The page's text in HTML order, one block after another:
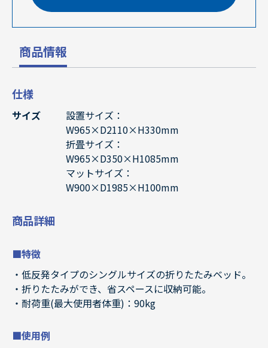
商品情報
仕様
サイズ
設置サイズ：
W965×D2110×H330mm
折畳サイズ：
W965×D350×H1085mm
マットサイズ：
W900×D1985×H100mm
商品詳細
■特徴
低反発タイプのシングルサイズの折りたたみベッド。
折りたたみができ、省スペースに収納可能。
耐荷重(最大使用者体重)：90kg
■使用例